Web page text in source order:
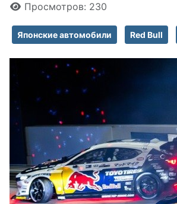
Просмотров: 230
Японские автомобили Red Bull